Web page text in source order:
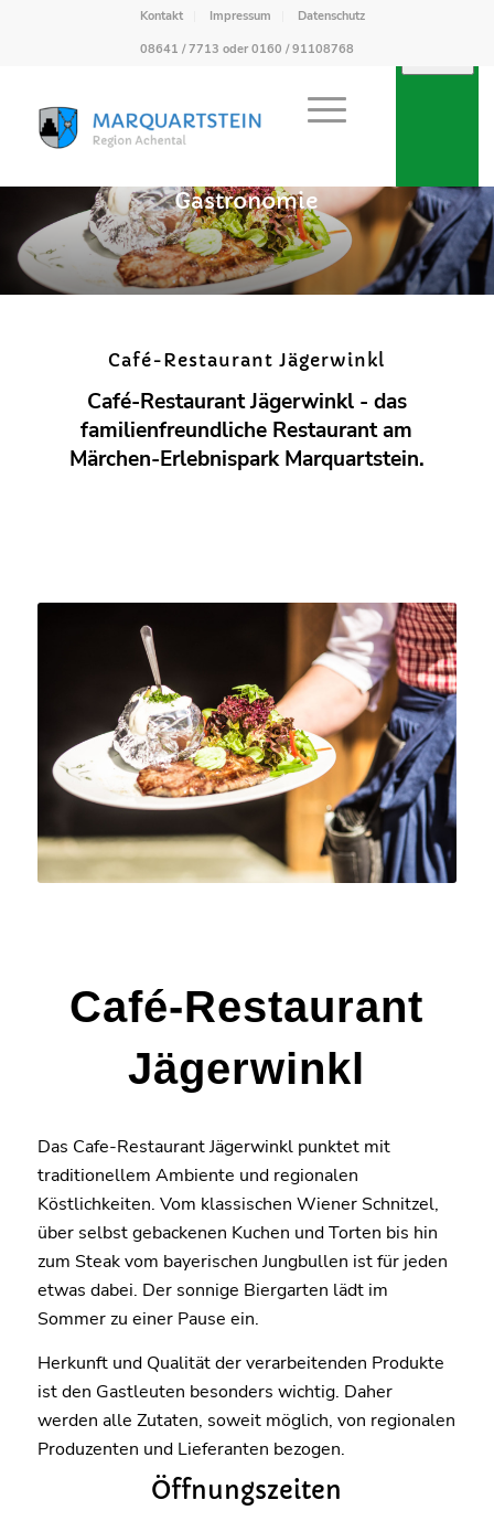
Kontakt Impressum
Datenschutz
08641 / 7713 oder 0160 / 91108768
Gastronomie
Café-Restaurant Jägerwinkl
Café-Restaurant Jägerwinkl - das
familienfreundliche Restaurant am
Märchen-Erlebnispark Marquartstein.
Café-Restaurant
Jägerwinkl
Das Cafe-Restaurant Jägerwinkl punktet mit
traditionellem Ambiente und regionalen
Köstlichkeiten. Vom klassischen Wiener Schnitzel,
über selbst gebackenen Kuchen und Torten bis hin
zum Steak vom bayerischen Jungbullen ist für jeden
etwas dabei. Der sonnige Biergarten lädt im
Sommer zu einer Pause ein.
Herkunft und Qualität der verarbeitenden Produkte
ist den Gastleuten besonders wichtig. Daher
werden alle Zutaten, soweit möglich, von regionalen
Produzenten und Lieferanten bezogen.
Öffnungszeiten